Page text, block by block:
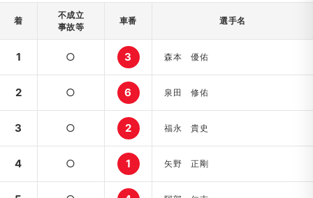
着
不成立
事故等
車番 選手名
1 ○ 3 森本 優佑
2 ○ 6 泉田 修佑
3 ○ 2 福永 貴史
4 ○ 1 矢野 正剛